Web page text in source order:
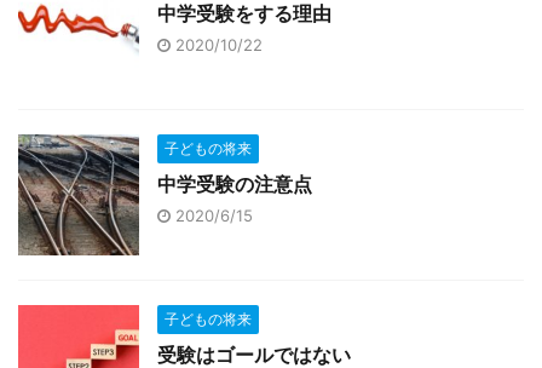
中学受験をする理由
2020/10/22
子どもの将来
中学受験の注意点
2020/6/15
子どもの将来
受験はゴールではない